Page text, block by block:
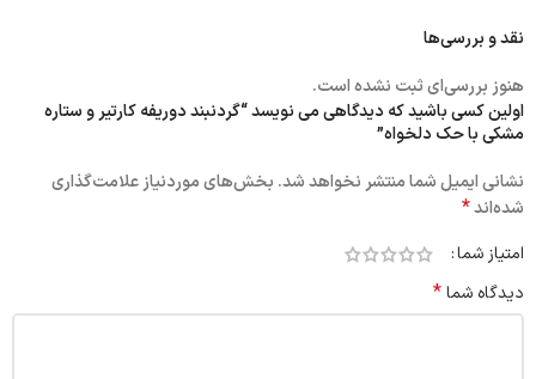
نقد و بررسی‌ها
هنوز بررسی‌ای ثبت نشده است.
اولین کسی باشید که دیدگاهی می نویسد “گردنبند دوریفه کارتیر و ستاره
مشکی با حک دلخواه”
نشانی ایمیل شما منتشر نخواهد شد. بخش‌های موردنیاز علامت‌گذاری
شده‌اند*
امتیاز شما
دیدگاه شما*